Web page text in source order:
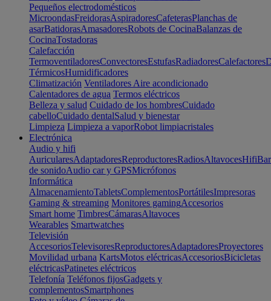
Pequeños electrodomésticos
MicroondasFreidorasAspiradoresCafeterasPlanchas de
asarBatidorasAmasadoresRobots de CocinaBalanzas de
CocinaTostadoras
Calefacción
TermoventiladoresConvectoresEstufasRadiadoresCalefactores
TérmicosHumidificadores
Climatización Ventiladores Aire acondicionado
Calentadores de agua Termos eléctricos
Belleza y salud Cuidado de los hombresCuidado
cabelloCuidado dentalSalud y bienestar
Limpieza Limpieza a vaporRobot limpiacristales
Electrónica
Audio y hifi
AuricularesAdaptadoresReproductoresRadiosAltavocesHifi
de sonidoAudio car y GPSMicrófonos
Informática
AlmacenamientoTabletsComplementosPortátilesImpresoras
Gaming & streaming Monitores gamingAccesorios
Smart home TimbresCámarasAltavoces
Wearables Smartwatches
Televisión
AccesoriosTelevisoresReproductoresAdaptadoresProyectores
Movilidad urbana KartsMotos eléctricasAccesoriosBicicletas
eléctricasPatinetes eléctricos
Telefonía Teléfonos fijosGadgets y
complementosSmartphones